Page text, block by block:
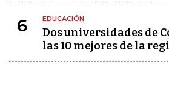
6 EDUCACIÓN
Dos universidades de
las 10 mejores de la